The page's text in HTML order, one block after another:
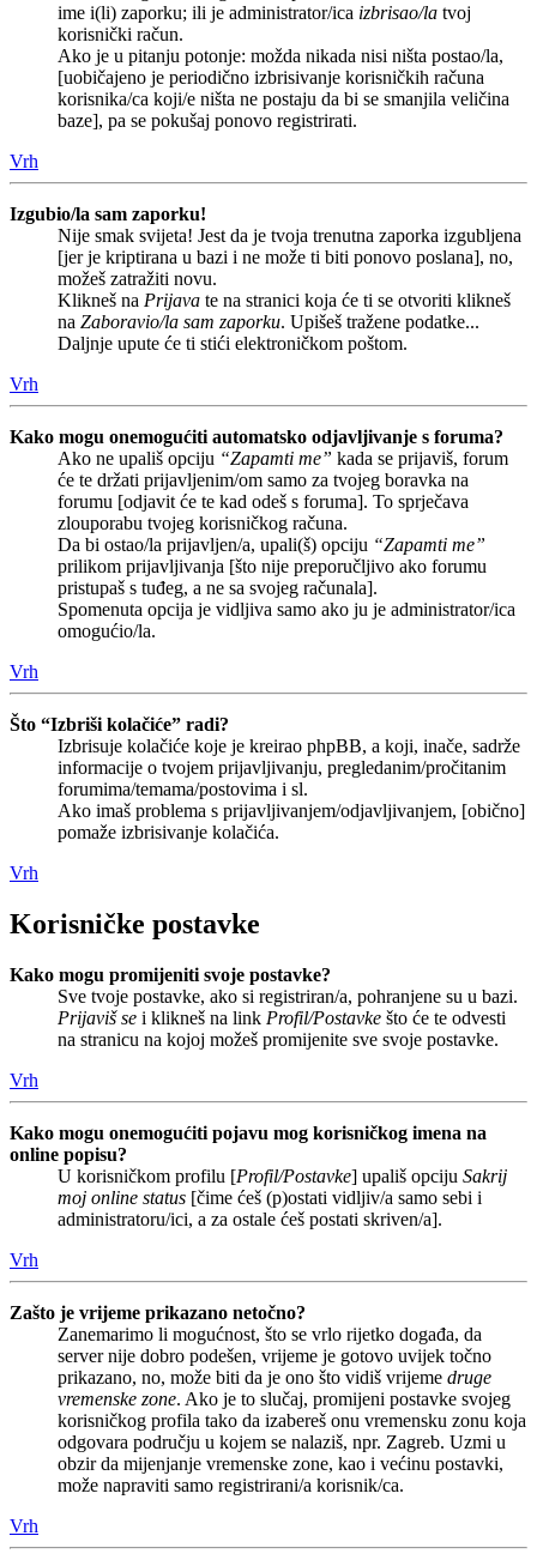
ime i(li) zaporku; ili je administrator/ica izbrisao/la tvoj
korisnički račun.
Ako je u pitanju potonje: možda nikada nisi ništa postao/la,
[uobičajeno je periodično izbrisivanje korisničkih računa
korisnika/ca koji/e ništa ne postaju da bi se smanjila veličina
baze], pa se pokušaj ponovo registrirati.
Vrh
Izgubio/la sam zaporku!
Nije smak svijeta! Jest da je tvoja trenutna zaporka izgubljena
[jer je kriptirana u bazi i ne može ti biti ponovo poslana], no,
možeš zatražiti novu.
Klikneš na Prijava te na stranici koja će ti se otvoriti klikneš
na Zaboravio/la sam zaporku. Upišeš tražene podatke...
Daljnje upute će ti stići elektroničkom poštom.
Vrh
Kako mogu onemogućiti automatsko odjavljivanje s foruma?
Ako ne upališ opciju “Zapamti me” kada se prijaviš, forum
će te držati prijavljenim/om samo za tvojeg boravka na
forumu [odjavit će te kad odeš s foruma]. To sprječava
zlouporabu tvojeg korisničkog računa.
Da bi ostao/la prijavljen/a, upali(š) opciju “Zapamti me”
prilikom prijavljivanja [što nije preporučljivo ako forumu
pristupaš s tuđeg, a ne sa svojeg računala].
Spomenuta opcija je vidljiva samo ako ju je administrator/ica
omogućio/la.
Vrh
Što “Izbriši kolačiće” radi?
Izbrisuje kolačiće koje je kreirao phpBB, a koji, inače, sadrže
informacije o tvojem prijavljivanju, pregledanim/pročitanim
forumima/temama/postovima i sl.
Ako imaš problema s prijavljivanjem/odjavljivanjem, [obično]
pomaže izbrisivanje kolačića.
Vrh
Korisničke postavke
Kako mogu promijeniti svoje postavke?
Sve tvoje postavke, ako si registriran/a, pohranjene su u bazi.
Prijaviš se i klikneš na link Profil/Postavke što će te odvesti
na stranicu na kojoj možeš promijenite sve svoje postavke.
Vrh
Kako mogu onemogućiti pojavu mog korisničkog imena na
online popisu?
U korisničkom profilu [Profil/Postavke] upališ opciju Sakrij
moj online status [čime ćeš (p)ostati vidljiv/a samo sebi i
administratoru/ici, a za ostale ćeš postati skriven/a].
Vrh
Zašto je vrijeme prikazano netočno?
Zanemarimo li mogućnost, što se vrlo rijetko događa, da
server nije dobro podešen, vrijeme je gotovo uvijek točno
prikazano, no, može biti da je ono što vidiš vrijeme druge
vremenske zone. Ako je to slučaj, promijeni postavke svojeg
korisničkog profila tako da izabereš onu vremensku zonu koja
odgovara području u kojem se nalaziš, npr. Zagreb. Uzmi u
obzir da mijenjanje vremenske zone, kao i većinu postavki,
može napraviti samo registrirani/a korisnik/ca.
Vrh